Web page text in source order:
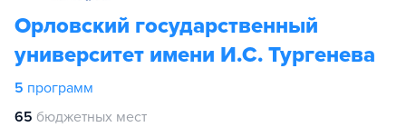
Орловский государственный
университет имени И.С. Тургенева
5 программ
65 бюджетных мест